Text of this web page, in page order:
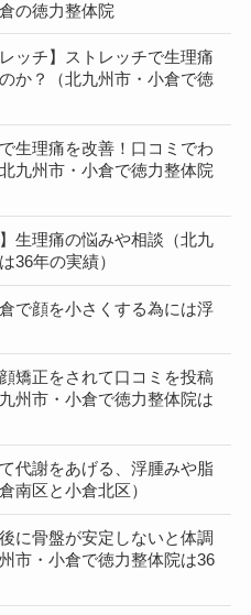
の徳力整体院
ッチ】ストレッチで生理痛
か？（北九州市・小倉で徳
生理痛を改善！口コミでわ
九州市・小倉で徳力整体院
生理痛の悩みや相談（北九
36年の実績）
で顔を小さくする為には浮
矯正をされて口コミを投稿
州市・小倉で徳力整体院は
代謝をあげる、浮腫みや脂
南区と小倉北区）
に骨盤が安定しないと体調
市・小倉で徳力整体院は36